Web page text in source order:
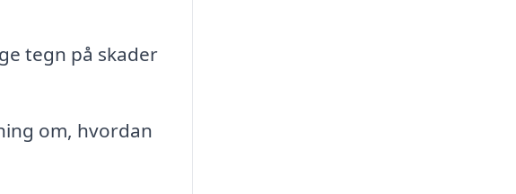
tegn på skader
om, hvordan